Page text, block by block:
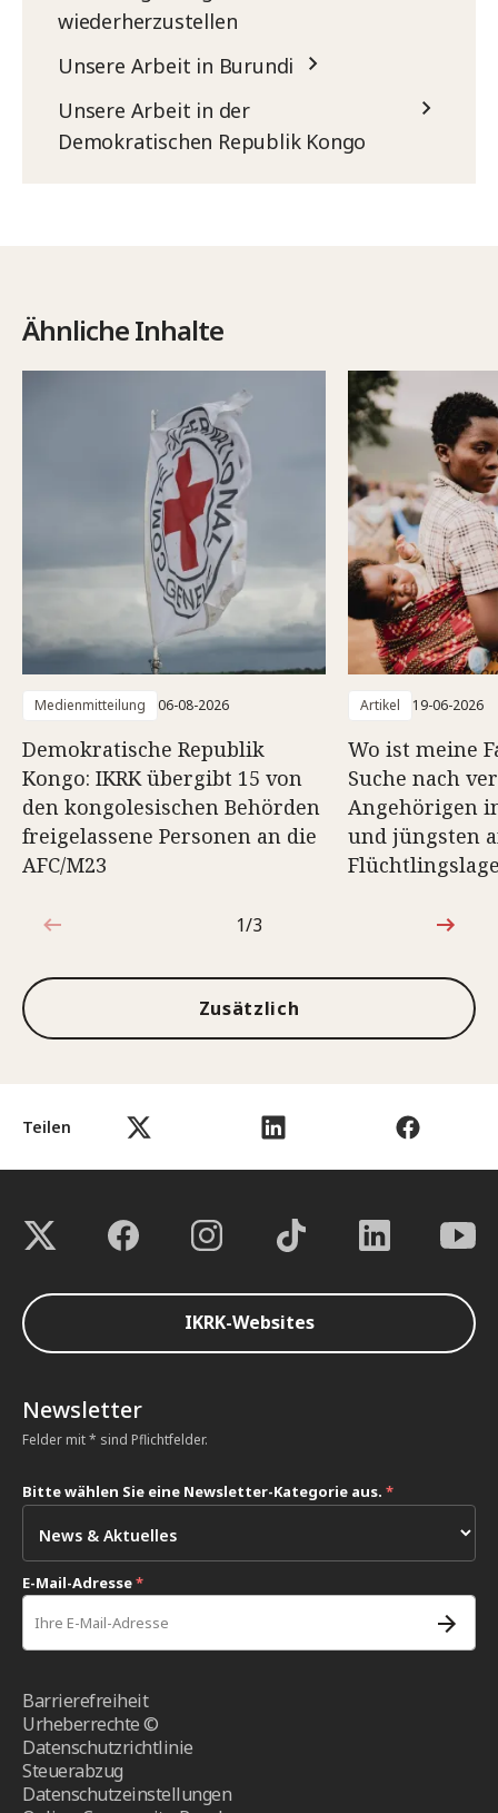
Teilen
wiederherzustellen
Unsere Arbeit in Burundi
Unsere Arbeit in der
Demokratischen Republik Kongo
Ähnliche Inhalte
Medienmitteilung 06-08-2026
Demokratische Republik
Kongo: IKRK übergibt 15 von
den kongolesischen Behörden
freigelassene Personen an die
AFC/M23
Artikel 19-06-2026
Wo ist meine
Suche nach
Angehörigen
und jüngsten
1von3
1/3
Zusätzlich
IKRK-Websites
Newsletter
Felder mit * sind Pflichtfelder.
Bitte wählen Sie eine Newsletter-Kategorie aus. *
E-Mail-Adresse*
Barrierefreiheit
Urheberrechte ©
Datenschutzrichtlinie
Steuerabzug
Datenschutzeinstellungen